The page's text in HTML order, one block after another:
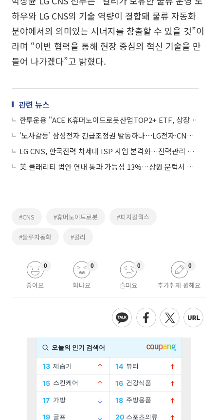
하우와 LG CNS의 기술 역량이 결합돼 물류 자동화
분야에서의 의미있는 시너지를 창출할 수 있을 것”이
라며 “이번 협력을 통해 현장 중심의 혁신 기술을 만
들어 나가겠다”고 밝혔다.
관련 뉴스
한투운용 "ACE K휴머노이드로봇산업TOP2+ ETF, 상장 후 1개월 수익률 1위"
‘노사갈등’ 삼성전자 긴급조정권 발동하나⋯LG전자·CNS 강세
LG CNS, 한국전력 차세대 ISP 사업 본격화…전력관리 시스템 AI로 재설계
美 클래리티 법안 연내 통과 가능성 13%…상원 문턱서 제동
#CNS #휴머노이드로봇 #피지컬웍스
#물류자동화 #컬리
좋아요
0
화나요
0
슬퍼요
0
추가취재 원해요
0